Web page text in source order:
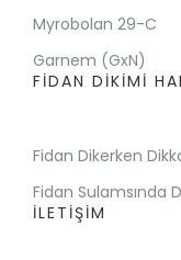
Myrobolan 29-C
Garnem (GxN)
FİDAN DİKİMİ
Fidan Dikerken
Fidan Sulamsında
İLETİŞİM